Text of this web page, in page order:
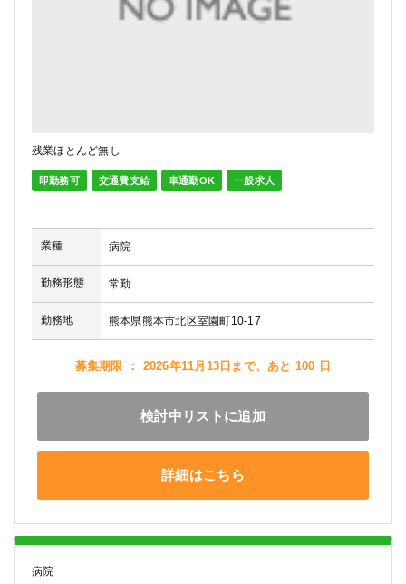
残業ほとんど無し
即勤務可 交通費支給 車通勤OK 一般求人
業種 病院
勤務形態 常勤
勤務地 熊本県熊本市北区室園町10-17
募集期限 ： 2026年11月13日まで、あと 100 日
検討中リストに追加
詳細はこちら
病院